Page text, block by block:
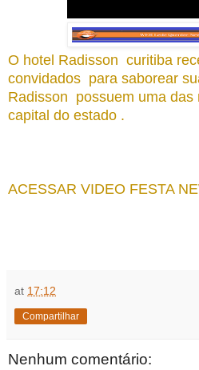
O hotel Radisson  curitiba
convidados  para saborear
Radisson  possuem uma
capital do estado .
ACESSAR VIDEO FESTA
at 17:12
Compartilhar
Nenhum comentário: